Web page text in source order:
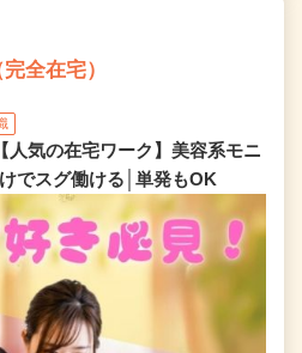
全在宅）
人気の在宅ワーク】美容系モニ
でスグ働ける│単発もOK